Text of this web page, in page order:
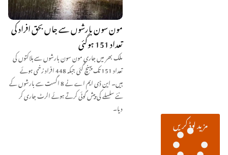
مون سون بارشوں سے جاں بحق افراد کی
تعداد 151 ہوگئی
ملک بھر میں جاری مون سون بارشوں سے ہلاکتوں کی
تعداد 151 تک پہنچ گئی جبکہ 448 افراد زخمی ہوئے
ہیں۔ این ڈی ایم اے نے 8 اگست سے بارشوں کے
نئے سلسلے کی پیش گوئی کرتے ہوئے الرٹ جاری کر
دیا۔
مزید لوڈ کریں